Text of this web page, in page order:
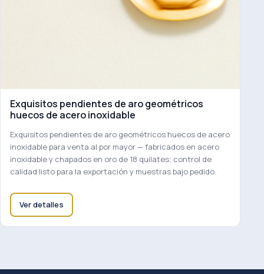
Exquisitos pendientes de aro geométricos
huecos de acero inoxidable
Exquisitos pendientes de aro geométricos huecos de acero
inoxidable para venta al por mayor — fabricados en acero
inoxidable y chapados en oro de 18 quilates; control de
calidad listo para la exportación y muestras bajo pedido.
Ver detalles